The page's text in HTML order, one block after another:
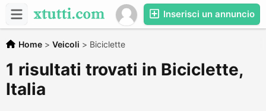
Inserisci un annuncio
Home > Veicoli > Biciclette
1 risultati trovati in Biciclette,
Italia